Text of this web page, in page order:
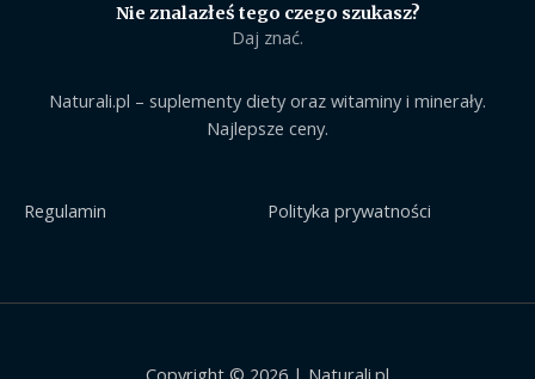
Nie znalazłeś tego czego szukasz?
Daj znać.
Naturali.pl – suplementy diety oraz witaminy i minerały.
Najlepsze ceny.
Regulamin Polityka prywatności
Copyright © 2026 | Naturali.pl